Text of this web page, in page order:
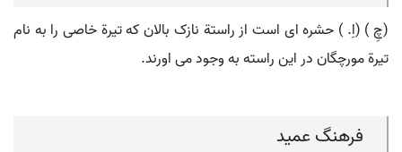
(چِ ) (اِ. ) حشره ای است از راستة نازک بالان که تیرة خاصی را به نام
تیرة مورچگان در این راسته به وجود می اورند.
فرهنگ عمید